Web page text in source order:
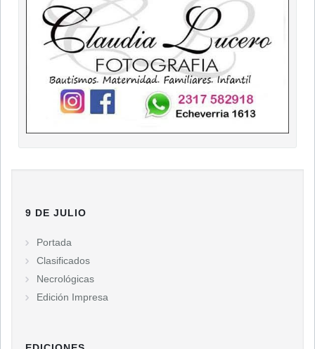
9 DE JULIO
Portada
Clasificados
Necrológicas
Edición Impresa